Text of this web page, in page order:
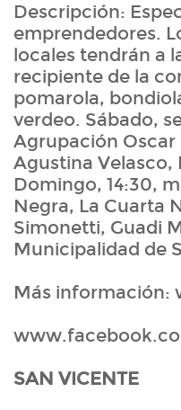
Descripción:
emprendedores.
locales tendrán a
recipiente de la
pomarola,
verdeo. Sábado,
Agrupación
Agustina Velasco,
Domingo, 14:30,
Negra, La Cuarta
Simonetti, Guadi
Municipalidad de
Más
SAN VICENTE